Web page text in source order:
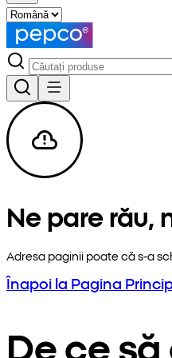
Ne pare rău,
Adresa paginii poate că s-a
Înapoi la Pagina
De ce